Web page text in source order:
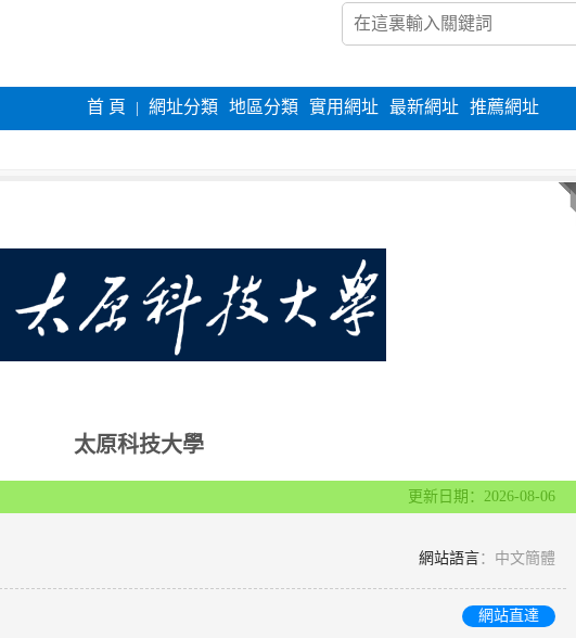
首 頁 網址分類 地區分類 實用網址 最新網址 推薦網址
太原科技大學
更新日期：2026-08-06
網站語言：中文簡體
網站直達